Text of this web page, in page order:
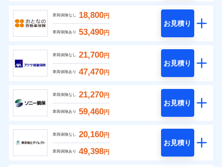
車両保険なし 18,800円
車両保険あり 53,490円
お見積り
車両保険なし 21,700円
車両保険あり 47,470円
お見積り
車両保険なし 21,270円
車両保険あり 59,460円
お見積り
車両保険なし 20,160円
車両保険あり 49,398円
お見積り